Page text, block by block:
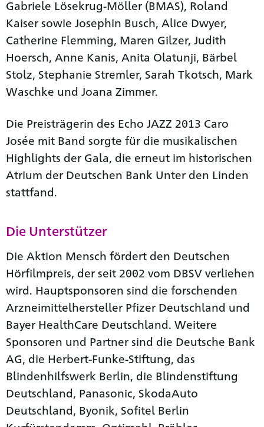
Gabriele Lösekrug-Möller (BMAS), Roland
Kaiser sowie Josephin Busch, Alice Dwyer,
Catherine Flemming, Maren Gilzer, Judith
Hoersch, Anne Kanis, Anita Olatunji, Bärbel
Stolz, Stephanie Stremler, Sarah Tkotsch, Mark
Waschke und Joana Zimmer.
Die Preisträgerin des Echo JAZZ 2013 Caro
Josée mit Band sorgte für die musikalischen
Highlights der Gala, die erneut im historischen
Atrium der Deutschen Bank Unter den Linden
stattfand.
Die Unterstützer
Die Aktion Mensch fördert den Deutschen
Hörfilmpreis, der seit 2002 vom DBSV verliehen
wird. Hauptsponsoren sind die forschenden
Arzneimittelhersteller Pfizer Deutschland und
Bayer HealthCare Deutschland. Weitere
Sponsoren und Partner sind die Deutsche Bank
AG, die Herbert-Funke-Stiftung, das
Blindenhilfswerk Berlin, die Blindenstiftung
Deutschland, Panasonic, SkodaAuto
Deutschland, Byonik, Sofitel Berlin